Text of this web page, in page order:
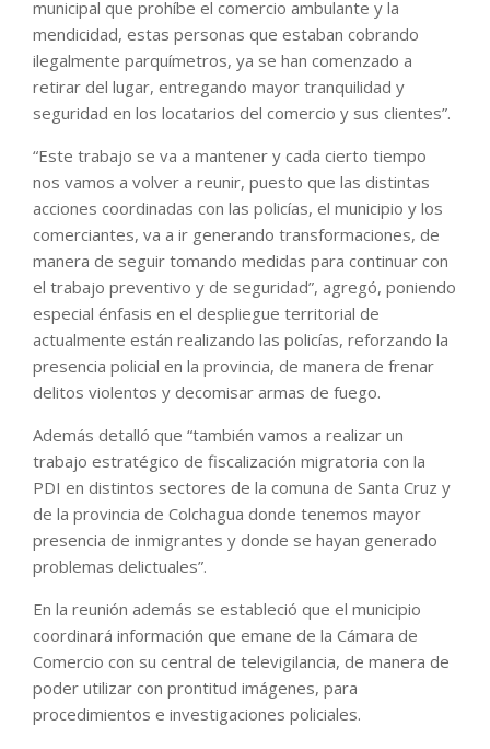
municipal que prohíbe el comercio ambulante y la
mendicidad, estas personas que estaban cobrando
ilegalmente parquímetros, ya se han comenzado a
retirar del lugar, entregando mayor tranquilidad y
seguridad en los locatarios del comercio y sus clientes”.
“Este trabajo se va a mantener y cada cierto tiempo
nos vamos a volver a reunir, puesto que las distintas
acciones coordinadas con las policías, el municipio y los
comerciantes, va a ir generando transformaciones, de
manera de seguir tomando medidas para continuar con
el trabajo preventivo y de seguridad”, agregó, poniendo
especial énfasis en el despliegue territorial de
actualmente están realizando las policías, reforzando la
presencia policial en la provincia, de manera de frenar
delitos violentos y decomisar armas de fuego.
Además detalló que “también vamos a realizar un
trabajo estratégico de fiscalización migratoria con la
PDI en distintos sectores de la comuna de Santa Cruz y
de la provincia de Colchagua donde tenemos mayor
presencia de inmigrantes y donde se hayan generado
problemas delictuales”.
En la reunión además se estableció que el municipio
coordinará información que emane de la Cámara de
Comercio con su central de televigilancia, de manera de
poder utilizar con prontitud imágenes, para
procedimientos e investigaciones policiales.